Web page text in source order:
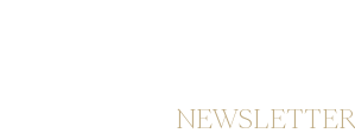
NEWSLETTER